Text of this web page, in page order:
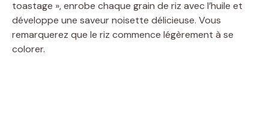
toastage », enrobe chaque grain de riz avec l’huile et
développe une saveur noisette délicieuse. Vous
remarquerez que le riz commence légèrement à se
colorer.